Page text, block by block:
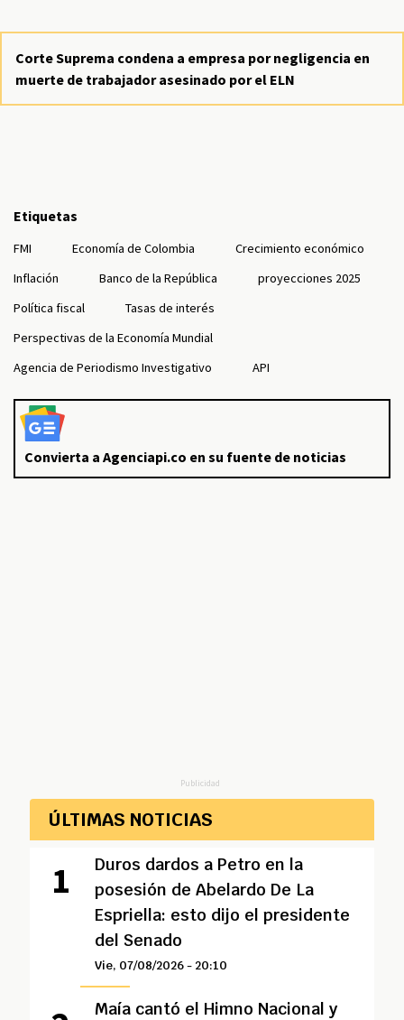
Corte Suprema condena a empresa por negligencia en
muerte de trabajador asesinado por el ELN
Etiquetas
FMI Economía de Colombia
Crecimiento económico
Inflación
Banco de la República
proyecciones 2025
Política fiscal
Tasas de interés
Perspectivas de la Economía Mundial
Agencia de Periodismo Investigativo
API
Convierta a Agenciapi.co en su fuente de noticias
Publicidad
ÚLTIMAS NOTICIAS
Duros dardos a Petro en la
posesión de Abelardo De La
Espriella: esto dijo el presidente
del Senado
Vie, 07/08/2026 - 20:10
Maía cantó el Himno Nacional y